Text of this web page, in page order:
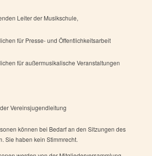
Leiter der Musikschule,
für Presse- und Öffentlichkeitsarbeit
für außermusikalische Veranstaltungen
Vereinsjugendleitung
können bei Bedarf an den Sitzungen des
Sie haben kein Stimmrecht.